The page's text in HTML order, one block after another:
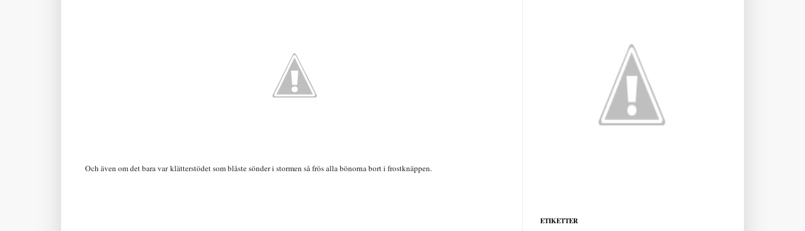
Och även om det bara var klätterstödet som blåste sönder i stormen så frös alla bönorna bort i frostknäppen.
ETIKETTER